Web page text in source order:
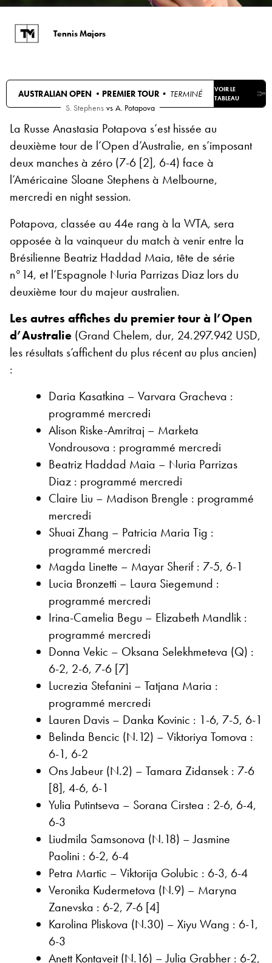
Tennis Majors
AUSTRALIAN OPEN • PREMIER TOUR • TERMINÉ
VOIR LE
TABLEAU
S. Stephens vs A. Potapova
La Russe Anastasia Potapova s’est hissée au
deuxième tour de l’Open d’Australie, en s’imposant
deux manches à zéro (7-6 [2], 6-4) face à
l’Américaine Sloane Stephens à Melbourne,
mercredi en night session.
Potapova, classée au 44e rang à la WTA, sera
opposée à la vainqueur du match à venir entre la
Brésilienne Beatriz Haddad Maia, tête de série
n°14, et l’Espagnole Nuria Parrizas Diaz lors du
deuxième tour du majeur australien.
Les autres affiches du premier tour à l’Open
d’Australie (Grand Chelem, dur, 24.297.942 USD,
les résultats s’affichent du plus récent au plus ancien)
:
Daria Kasatkina – Varvara Gracheva :
programmé mercredi
Alison Riske-Amritraj – Marketa
Vondrousova : programmé mercredi
Beatriz Haddad Maia – Nuria Parrizas
Diaz : programmé mercredi
Claire Liu – Madison Brengle : programmé
mercredi
Shuai Zhang – Patricia Maria Tig :
programmé mercredi
Magda Linette – Mayar Sherif : 7-5, 6-1
Lucia Bronzetti – Laura Siegemund :
programmé mercredi
Irina-Camelia Begu – Elizabeth Mandlik :
programmé mercredi
Donna Vekic – Oksana Selekhmeteva (Q) :
6-2, 2-6, 7-6 [7]
Lucrezia Stefanini – Tatjana Maria :
programmé mercredi
Lauren Davis – Danka Kovinic : 1-6, 7-5, 6-1
Belinda Bencic (N.12) – Viktoriya Tomova :
6-1, 6-2
Ons Jabeur (N.2) – Tamara Zidansek : 7-6
[8], 4-6, 6-1
Yulia Putintseva – Sorana Cirstea : 2-6, 6-4,
6-3
Liudmila Samsonova (N.18) – Jasmine
Paolini : 6-2, 6-4
Petra Martic – Viktorija Golubic : 6-3, 6-4
Veronika Kudermetova (N.9) – Maryna
Zanevska : 6-2, 7-6 [4]
Karolina Pliskova (N.30) – Xiyu Wang : 6-1,
6-3
Anett Kontaveit (N.16) – Julia Grabher : 6-2,